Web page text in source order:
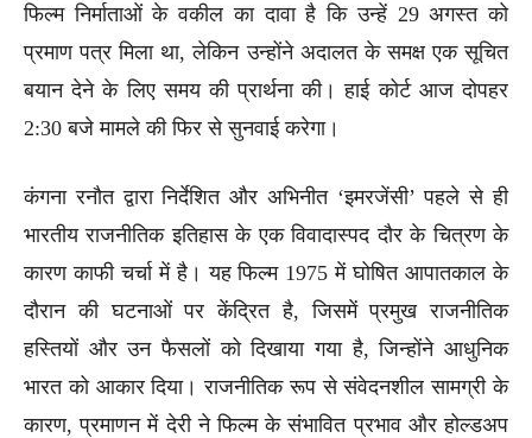
फिल्म निर्माताओं के वकील का दावा है कि उन्हें 29 अगस्त को
प्रमाण पत्र मिला था, लेकिन उन्होंने अदालत के समक्ष एक सूचित
बयान देने के लिए समय की प्रार्थना की। हाई कोर्ट आज दोपहर
2:30 बजे मामले की फिर से सुनवाई करेगा।
कंगना रनौत द्वारा निर्देशित और अभिनीत ‘इमरजेंसी’ पहले से ही
भारतीय राजनीतिक इतिहास के एक विवादास्पद दौर के चित्रण के
कारण काफी चर्चा में है। यह फिल्म 1975 में घोषित आपातकाल के
दौरान की घटनाओं पर केंद्रित है, जिसमें प्रमुख राजनीतिक
हस्तियों और उन फैसलों को दिखाया गया है, जिन्होंने आधुनिक
भारत को आकार दिया। राजनीतिक रूप से संवेदनशील सामग्री के
कारण, प्रमाणन में देरी ने फिल्म के संभावित प्रभाव और होल्डअप